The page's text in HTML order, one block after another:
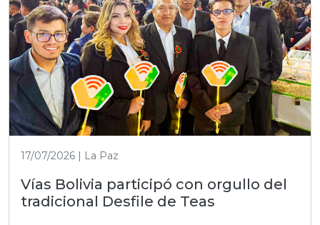
17/07/2026 | La Paz
Vías Bolivia participó con orgullo del
tradicional Desfile de Teas